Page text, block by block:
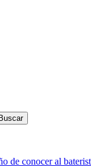
de conocer al